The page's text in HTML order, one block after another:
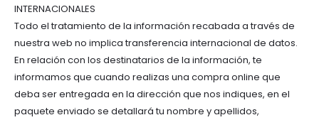
INTERNACIONALES
Todo el tratamiento de la información recabada a través de
nuestra web no implica transferencia internacional de datos.
En relación con los destinatarios de la información, te
informamos que cuando realizas una compra online que
deba ser entregada en la dirección que nos indiques, en el
paquete enviado se detallará tu nombre y apellidos,